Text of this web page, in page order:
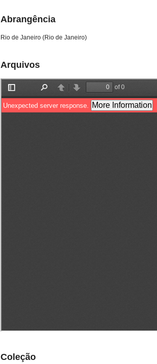
Abrangência
Rio de Janeiro (Rio de Janeiro)
Arquivos
Coleção